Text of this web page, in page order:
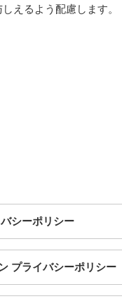
えるよう配慮します。
シーポリシー
プライバシーポリシー